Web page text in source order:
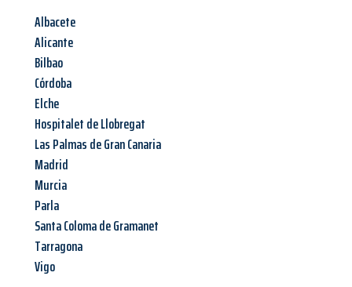
Albacete
Alicante
Bilbao
Córdoba
Elche
Hospitalet de Llobregat
Las Palmas de Gran Canaria
Madrid
Murcia
Parla
Santa Coloma de Gramanet
Tarragona
Vigo